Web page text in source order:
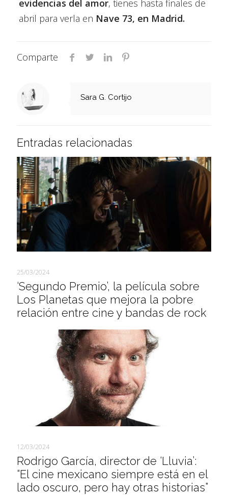
evidencias del amor, tienes hasta finales de
abril para verla en Nave 73, en Madrid.
Comparte
Sara G. Cortijo
Entradas relacionadas
25/03/2024
‘Segundo Premio’, la película sobre
Los Planetas que mejora la pobre
relación entre cine y bandas de rock
12/03/2024
Rodrigo García, director de ‘Lluvia’:
“El cine mexicano siempre está en el
lado oscuro, pero hay otras historias”